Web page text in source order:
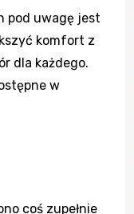
pod uwagę jest
komfort z
dla każdego.
w
coś zupełnie